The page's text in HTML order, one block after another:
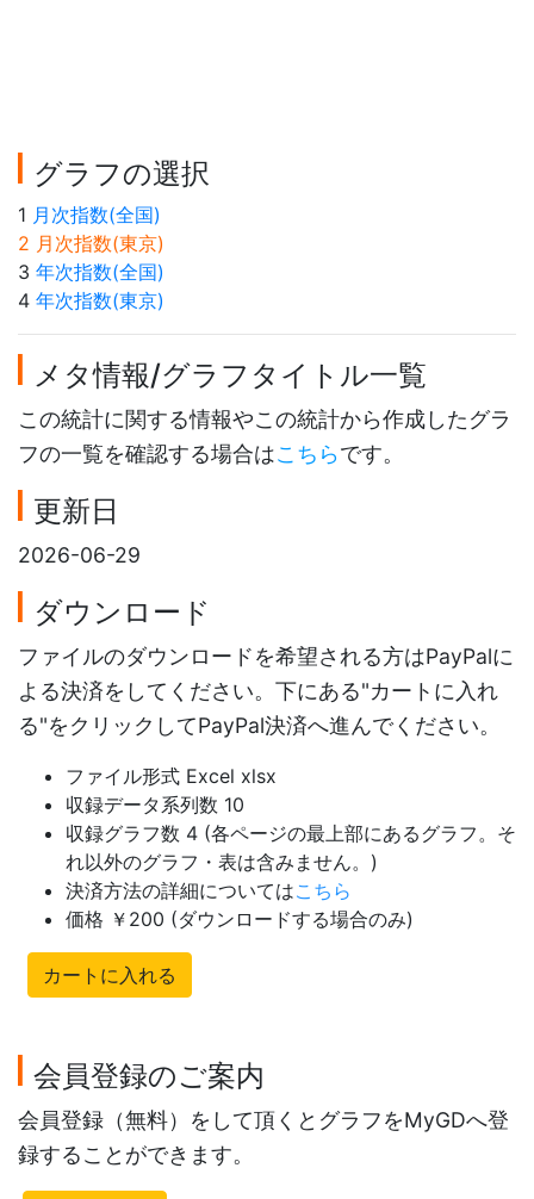
グラフの選択
1 月次指数(全国)
2 月次指数(東京)
3 年次指数(全国)
4 年次指数(東京)
メタ情報/グラフタイトル一覧
この統計に関する情報やこの統計から作成したグラ
フの一覧を確認する場合はこちらです。
更新日
2026-06-29
ダウンロード
ファイルのダウンロードを希望される方はPayPalに
よる決済をしてください。下にある"カートに入れ
る"をクリックしてPayPal決済へ進んでください。
ファイル形式 Excel xlsx
収録データ系列数 10
収録グラフ数 4 (各ページの最上部にあるグラフ。そ
れ以外のグラフ・表は含みません。)
決済方法の詳細についてはこちら
価格 ￥200 (ダウンロードする場合のみ)
カートに入れる
会員登録のご案内
会員登録（無料）をして頂くとグラフをMyGDへ登
録することができます。